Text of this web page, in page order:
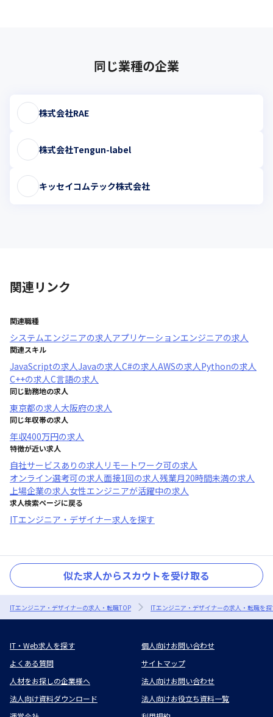
同じ業種の企業
株式会社RAE
株式会社Tengun-label
キッセイコムテック株式会社
関連リンク
関連職種
システムエンジニアの求人アプリケーションエンジニアの求人
関連スキル
JavaScriptの求人Javaの求人C#の求人AWSの求人Pythonの求人
C++の求人C言語の求人
同じ勤務地の求人
東京都の求人大阪府の求人
同じ年収帯の求人
年収400万円の求人
特徴が近い求人
自社サービスあり の求人 リモートワーク可の求人
オンライン選考可の求人面接1回の求人残業月20時間未満の求人
上場企業の求人女性エンジニアが活躍中の求人
求人検索ページに戻る
ITエンジニア・デザイナー求人を探す
似た求人からスカウトを受け取る
ITエンジニア・デザイナーの求人・転職TOP ITエンジニア・デザイナーの求人・転職を
IT・Web求人を探す
個人向けお問い合わせ
よくある質問
サイトマップ
人材をお探しの企業様へ
法人向けお問い合わせ
法人向け資料ダウンロード
法人向けお役立ち資料一覧